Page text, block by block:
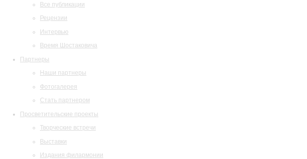
Все публикации
Рецензии
Интервью
Время Шостаковича
Партнеры
Наши партнеры
Фотогалерея
Стать партнером
Просветительские проекты
Творческие встречи
Выставки
Издания филармонии